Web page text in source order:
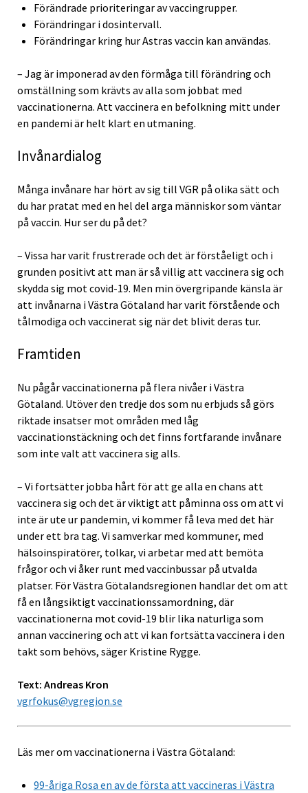
Förändrade prioriteringar av vaccingrupper.
Förändringar i dosintervall.
Förändringar kring hur Astras vaccin kan användas.
– Jag är imponerad av den förmåga till förändring och
omställning som krävts av alla som jobbat med
vaccinationerna. Att vaccinera en befolkning mitt under
en pandemi är helt klart en utmaning.
Invånardialog
Många invånare har hört av sig till VGR på olika sätt och
du har pratat med en hel del arga människor som väntar
på vaccin. Hur ser du på det?
– Vissa har varit frustrerade och det är förståeligt och i
grunden positivt att man är så villig att vaccinera sig och
skydda sig mot covid-19. Men min övergripande känsla är
att invånarna i Västra Götaland har varit förstående och
tålmodiga och vaccinerat sig när det blivit deras tur.
Framtiden
Nu pågår vaccinationerna på flera nivåer i Västra
Götaland. Utöver den tredje dos som nu erbjuds så görs
riktade insatser mot områden med låg
vaccinationstäckning och det finns fortfarande invånare
som inte valt att vaccinera sig alls.
– Vi fortsätter jobba hårt för att ge alla en chans att
vaccinera sig och det är viktigt att påminna oss om att vi
inte är ute ur pandemin, vi kommer få leva med det här
under ett bra tag. Vi samverkar med kommuner, med
hälsoinspiratörer, tolkar, vi arbetar med att bemöta
frågor och vi åker runt med vaccinbussar på utvalda
platser. För Västra Götalandsregionen handlar det om att
få en långsiktigt vaccinationssamordning, där
vaccinationerna mot covid-19 blir lika naturliga som
annan vaccinering och att vi kan fortsätta vaccinera i den
takt som behövs, säger Kristine Rygge.
Text: Andreas Kron
vgrfokus@vgregion.se
Läs mer om vaccinationerna i Västra Götaland:
99-åriga Rosa en av de första att vaccineras i Västra